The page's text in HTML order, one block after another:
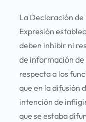
La Declaración
Expresión
deben inhibir ni
de información de
respecta a los
que en la difusión
intención de
que se estaba